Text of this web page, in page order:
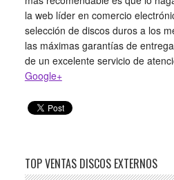
la web líder en comercio
selección de discos duros a los
las máximas garantías de
de un excelente servicio de
Google+
TOP VENTAS DISCOS EXTERNOS